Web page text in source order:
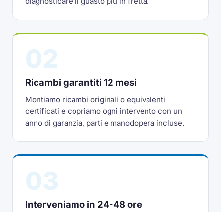
Ricambi garantiti 12 mesi
Montiamo ricambi originali o equivalenti
certificati e copriamo ogni intervento con un
anno di garanzia, parti e manodopera incluse.
Interveniamo in 24-48 ore